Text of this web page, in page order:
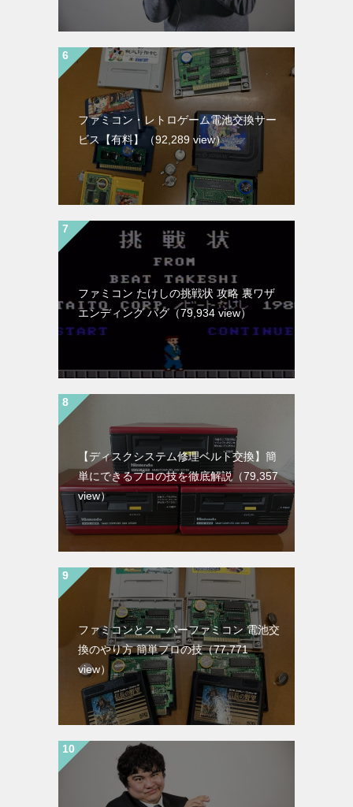
ファミコン・レトロゲーム電池交換サー
ビス【有料】
（92,289 view）
ファミコン たけしの挑戦状 攻略 裏ワザ
エンディング バグ （79,934 view）
【ディスクシステム修理ベルト交換】簡
単にできるプロの技を徹底解説（79,357
view）
ファミコンとスーパーファミコン 電池交
換のやり方 簡単プロの技（77,771
view）